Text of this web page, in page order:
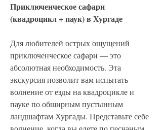
Приключенческое сафари
(квадроцикл + паук) в Хургаде
Для любителей острых ощущений
приключенческое сафари — это
абсолютная необходимость. Эта
экскурсия позволит вам испытать
волнение от езды на квадроцикле и
пауке по обширным пустынным
ландшафтам Хургады. Представьте себе